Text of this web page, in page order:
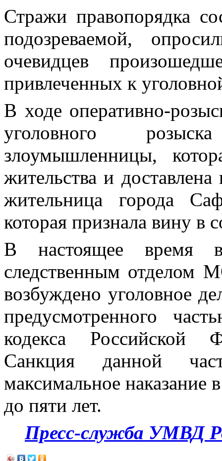
Стражи правопорядка
подозреваемой,
очевидцев
привлеченных к
В ходе оперативно-
уголовного
злоумышленницы,
жительства и
жительница города
которая признала вину в
В настоящее время в
следственным
возбуждено уголовное
предусмотренного
кодекса Российской
Санкция данной
максимальное наказание
до пяти лет.
Пресс-служба УМВД